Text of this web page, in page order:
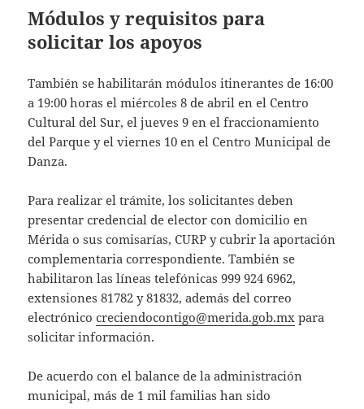
Módulos y requisitos para
solicitar los apoyos
También se habilitarán módulos itinerantes de 16:00
a 19:00 horas el miércoles 8 de abril en el Centro
Cultural del Sur, el jueves 9 en el fraccionamiento
del Parque y el viernes 10 en el Centro Municipal de
Danza.
Para realizar el trámite, los solicitantes deben
presentar credencial de elector con domicilio en
Mérida o sus comisarías, CURP y cubrir la aportación
complementaria correspondiente. También se
habilitaron las líneas telefónicas 999 924 6962,
extensiones 81782 y 81832, además del correo
electrónicocreciendocontigo@merida.gob.mx para
solicitar información.
De acuerdo con el balance de la administración
municipal, más de 1 mil familias han sido